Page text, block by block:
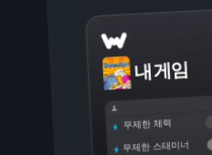
내 게임
무제한 체력
무제한 스태미너